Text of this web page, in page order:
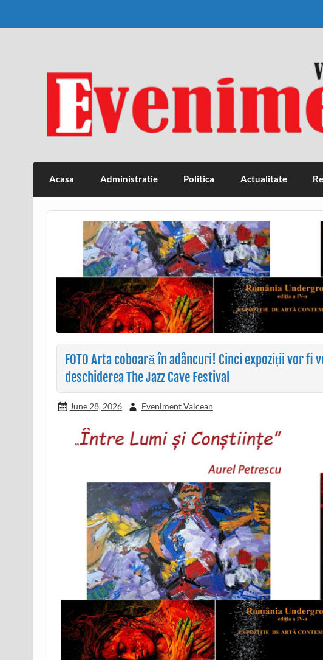
Eveniment Valcean
Acasa Administratie Politica Actualitate
FOTO Arta coboară în adâncuri! Cinci expoziții vor fi
deschiderea The Jazz Cave Festival
June 28, 2026 Eveniment Valcean